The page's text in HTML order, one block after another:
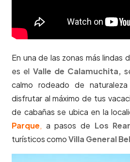
En una de las zonas más lindas
es el Valle de Calamuchita,
calmo rodeado de
disfrutar al máximo de tus
de cabañas se ubica en la
Parque, a pasos de Los
turísticos comoVilla General